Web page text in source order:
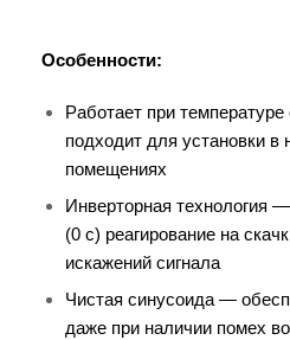
Особенности:
Работает при
подходит для установки в
помещениях
Инверторная технология
(0 с) реагирование на
искажений сигнала
Чистая синусоида —
даже при наличии помех